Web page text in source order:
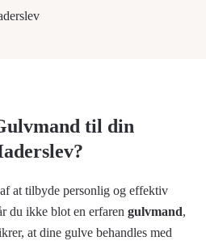
til din
at tilbyde personlig og effektiv
du ikke blot en erfaren gulvmand,
at dine gulve behandles med